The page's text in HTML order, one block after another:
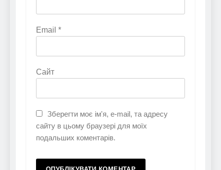
Email *
Сайт
Зберегти моє ім'я, e-mail, та адресу
сайту в цьому браузері для моїх
подальших коментарів.